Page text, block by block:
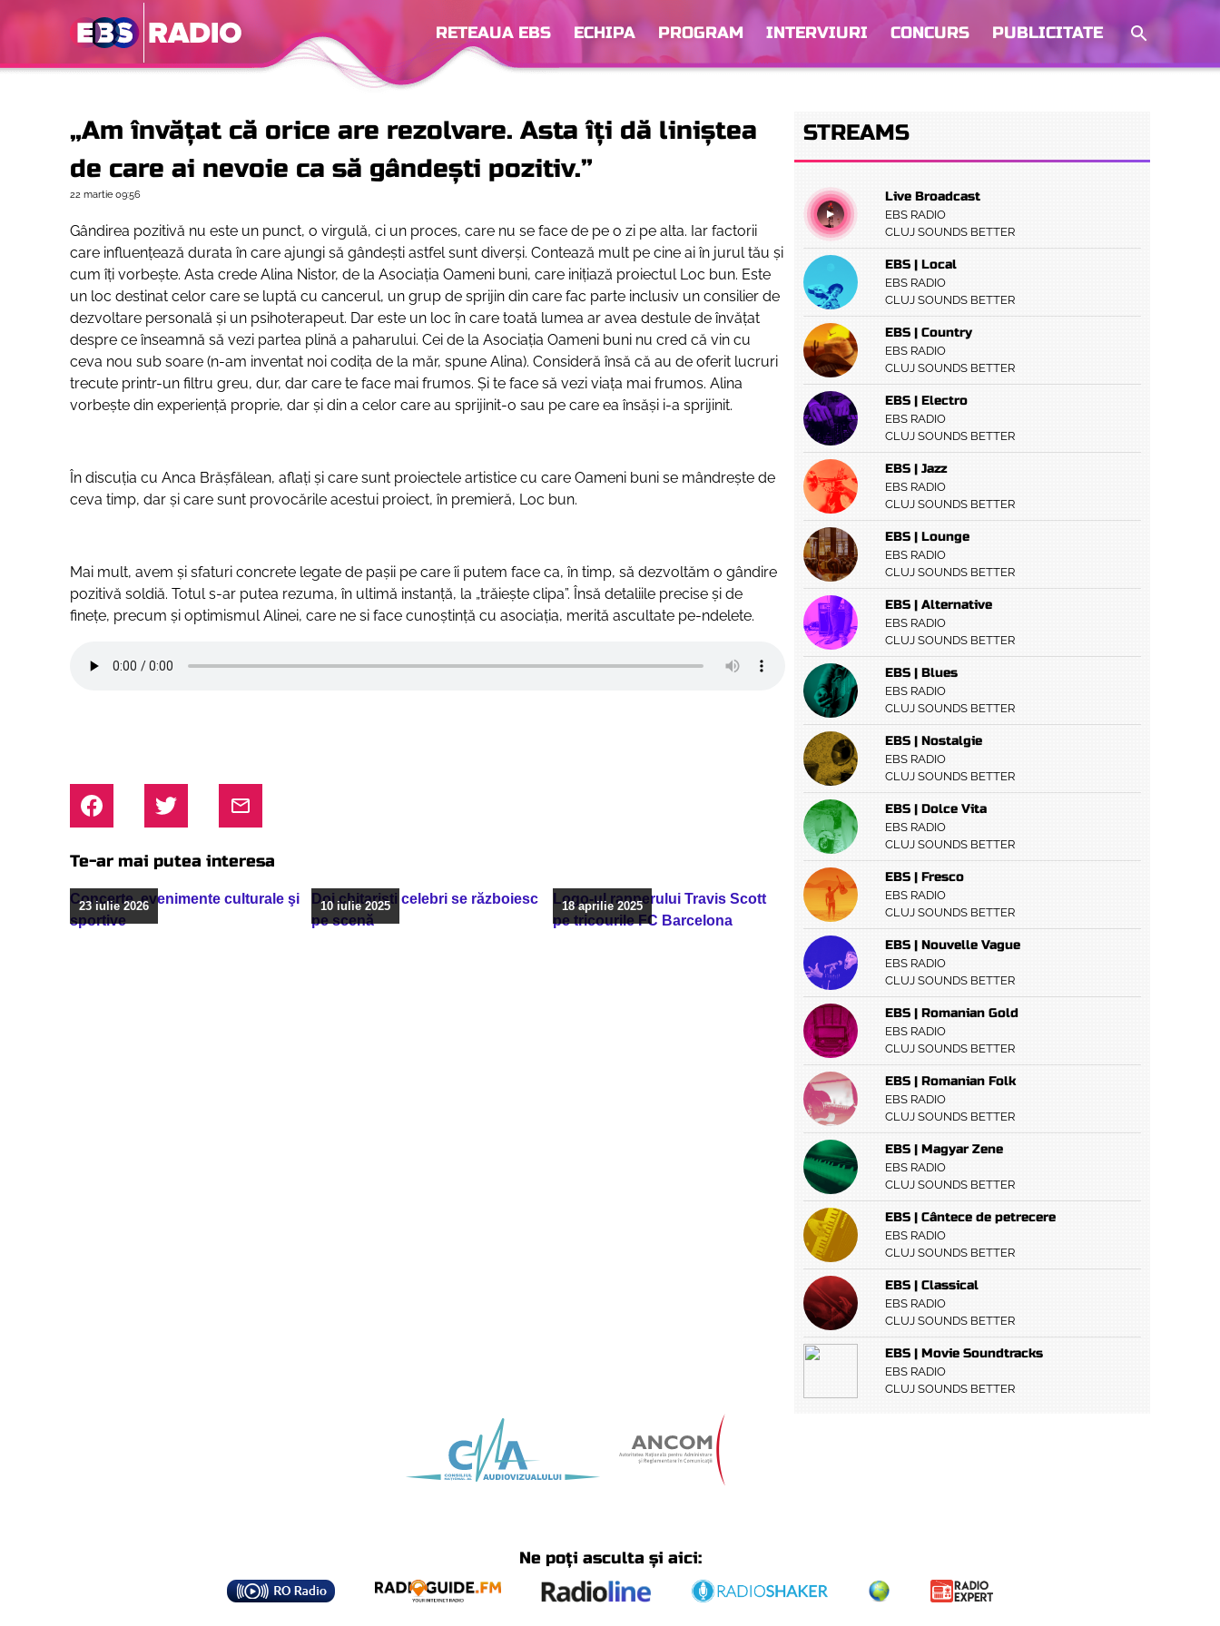
RETEAUA EBS ECHIPA PROGRAM INTERVIURI CONCURS PUBLICITATE
„Am învățat că orice are rezolvare. Asta îți dă liniștea
de care ai nevoie ca să gândești pozitiv.”
22 martie 09:56
Gândirea pozitivă nu este un punct, o virgulă, ci un proces, care nu se face de pe o zi pe alta. Iar factorii
care influențează durata în care ajungi să gândești astfel sunt diverși. Contează mult pe cine ai în jurul tău și
cum îți vorbește. Asta crede Alina Nistor, de la Asociația Oameni buni, care inițiază proiectul Loc bun. Este
un loc destinat celor care se luptă cu cancerul, un grup de sprijin din care fac parte inclusiv un consilier de
dezvoltare personală și un psihoterapeut. Dar este un loc în care toată lumea ar avea destule de învățat
despre ce înseamnă să vezi partea plină a paharului. Cei de la Asociația Oameni buni nu cred că vin cu
ceva nou sub soare (n-am inventat noi codița de la măr, spune Alina). Consideră însă că au de oferit lucruri
trecute printr-un filtru greu, dur, dar care te face mai frumos. Și te face să vezi viața mai frumos. Alina
vorbește din experiență proprie, dar și din a celor care au sprijinit-o sau pe care ea însăși i-a sprijinit.
În discuția cu Anca Brășfălean, aflați și care sunt proiectele artistice cu care Oameni buni se mândrește de
ceva timp, dar și care sunt provocările acestui proiect, în premieră, Loc bun.
Mai mult, avem și sfaturi concrete legate de pașii pe care îi putem face ca, în timp, să dezvoltăm o gândire
pozitivă soldiă. Totul s-ar putea rezuma, în ultimă instanță, la „trăiește clipa”. Însă detaliile precise și de
finețe, precum și optimismul Alinei, care ne si face cunoștință cu asociația, merită ascultate pe-ndelete.
Te-ar mai putea interesa
Concerte, evenimente culturale şi
sportive
23 iulie 2026
Doi chitarişti celebri se războiesc
pe scenă
10 iulie 2025
Logo-ul rapperului Travis Scott
pe tricourile FC Barcelona
18 aprilie 2025
STREAMS
Live Broadcast
EBS RADIO
CLUJ SOUNDS BETTER
EBS | Local
EBS RADIO
CLUJ SOUNDS BETTER
EBS | Country
EBS RADIO
CLUJ SOUNDS BETTER
EBS | Electro
EBS RADIO
CLUJ SOUNDS BETTER
EBS | Jazz
EBS RADIO
CLUJ SOUNDS BETTER
EBS | Lounge
EBS RADIO
CLUJ SOUNDS BETTER
EBS | Alternative
EBS RADIO
CLUJ SOUNDS BETTER
EBS | Blues
EBS RADIO
CLUJ SOUNDS BETTER
EBS | Nostalgie
EBS RADIO
CLUJ SOUNDS BETTER
EBS | Dolce Vita
EBS RADIO
CLUJ SOUNDS BETTER
EBS | Fresco
EBS RADIO
CLUJ SOUNDS BETTER
EBS | Nouvelle Vague
EBS RADIO
CLUJ SOUNDS BETTER
EBS | Romanian Gold
EBS RADIO
CLUJ SOUNDS BETTER
EBS | Romanian Folk
EBS RADIO
CLUJ SOUNDS BETTER
EBS | Magyar Zene
EBS RADIO
CLUJ SOUNDS BETTER
EBS | Cântece de petrecere
EBS RADIO
CLUJ SOUNDS BETTER
EBS | Classical
EBS RADIO
CLUJ SOUNDS BETTER
EBS | Movie Soundtracks
EBS RADIO
CLUJ SOUNDS BETTER
Ne poți asculta și aici: